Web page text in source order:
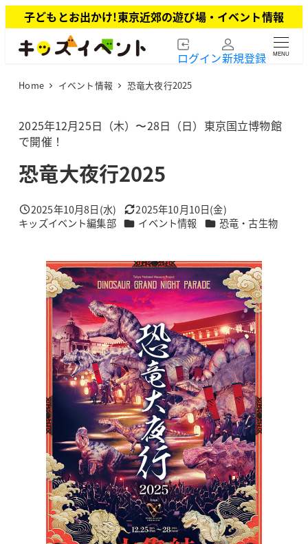
イ
子どもとお出かけ!東京近郊の遊び場・イベント情報
ログイン新規登録 MENU
Home イベント情報 恐竜大夜行2025
2025年12月25日（木）〜28日（日）東京国立博物館
で開催！
恐竜大夜行2025
投稿日
2025年10月8日(水) 更新日
2025年10月10日(金)
著
キッズイベント編集部 カテゴリー
イベント情報 カテゴリー
恐竜・古生物